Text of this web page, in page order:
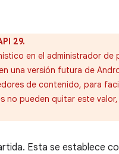
29.
en el administrador de
una versión futura de
de contenido, para
pueden quitar este
Esta se establece